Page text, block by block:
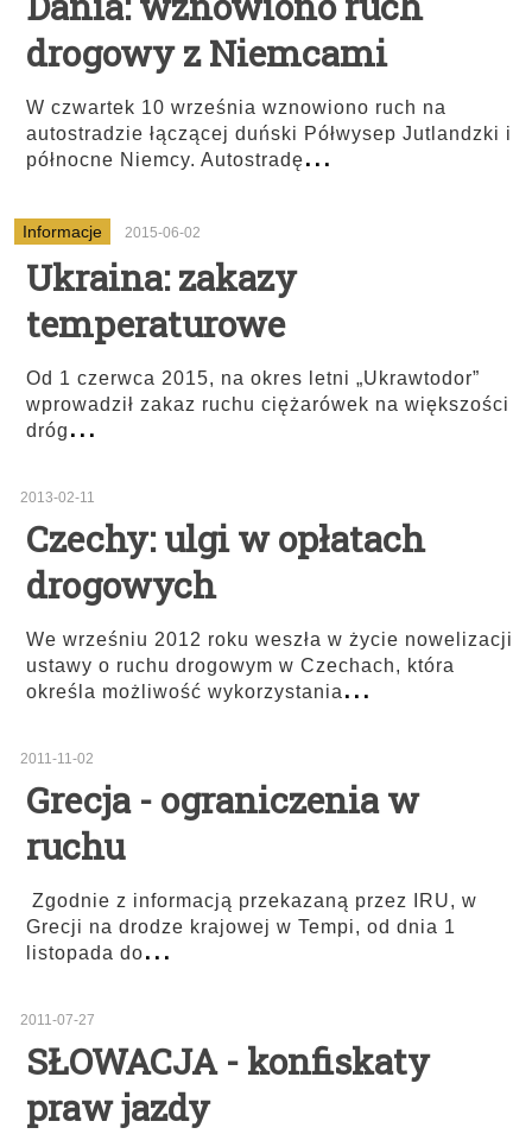
drogowy z Niemcami
W czwartek 10 września wznowiono ruch na
autostradzie łączącej duński Półwysep Jutlandzki i
północne Niemcy. Autostradę...
Informacje 2015-06-02
Ukraina: zakazy
temperaturowe
Od 1 czerwca 2015, na okres letni „Ukrawtodor”
wprowadził zakaz ruchu ciężarówek na większości
dróg...
2013-02-11
Czechy: ulgi w opłatach
drogowych
We wrześniu 2012 roku weszła w życie nowelizacji
ustawy o ruchu drogowym w Czechach, która
określa możliwość wykorzystania...
2011-11-02
Grecja - ograniczenia w
ruchu
Zgodnie z informacją przekazaną przez IRU, w
Grecji na drodze krajowej w Tempi, od dnia 1
listopada do...
2011-07-27
SŁOWACJA - konfiskaty
praw jazdy